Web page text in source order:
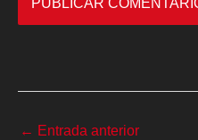
← Entrada anterior